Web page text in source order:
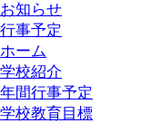
お知らせ
行事予定
ホーム
学校紹介
年間行事予定
学校教育目標